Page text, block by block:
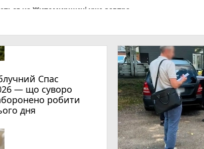
на Житомирщині уже завтра
енергетики для ветеранів, ветеранок та їхніх сімей
вікон – засуджено до 2 років ув’язнення
на гасіння загорянь сухої рослинності
«Полісся. Вареник FEST»
України з акватлону!
конкурс юних музикантів «Richter Junior Competition»
Спас
— що суворо
робити
дня